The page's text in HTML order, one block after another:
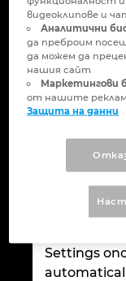
Приеми
Your
in the
Settings
Технологии за
Конфигурация
PDM / PLM
EPLAN Data
EPLAN
EPLAN
EPLAN
Бруней
България
Израел
видеоклипове и
Аналитични
да преброим
да можем да
нашия сайт
Маркетингови
от нашите
Защита на данни